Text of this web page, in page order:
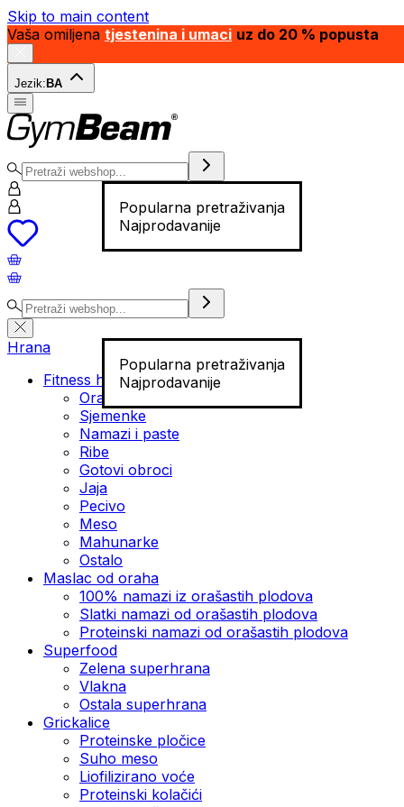
Skip to main content
Vaša omiljena tjestenina i umaci uz do 20 % popusta
Jezik: BA
Popularna pretraživanja
Najprodavanije
Popularna pretraživanja
Najprodavanije
Hrana
Fitness hrana
Orašasti plodovi
Sjemenke
Namazi i paste
Ribe
Gotovi obroci
Jaja
Pecivo
Meso
Mahunarke
Ostalo
Maslac od oraha
100% namazi iz orašastih plodova
Slatki namazi od orašastih plodova
Proteinski namazi od orašastih plodova
Superfood
Zelena superhrana
Vlakna
Ostala superhrana
Grickalice
Proteinske pločice
Suho meso
Liofilizirano voće
Proteinski kolačići